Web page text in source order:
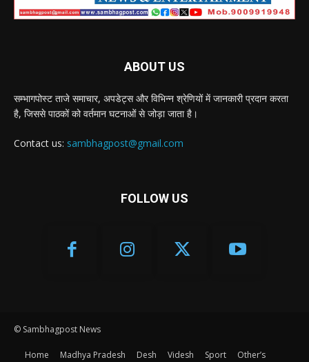
ABOUT US
सम्भागपोस्ट ताजे समाचार, अपडेट्स और विभिन्न श्रेणियों में जानकारी प्रदान करता
है, जिससे पाठकों को वर्तमान घटनाओं से जोड़ा जाता है।
Contact us: sambhagpost@gmail.com
FOLLOW US
© Sambhagpost News
Home Madhya Pradesh Desh Videsh Sport Other’s